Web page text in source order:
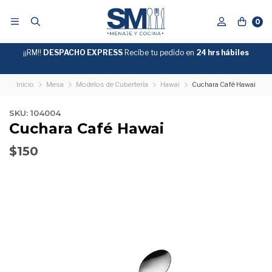
0
GRATIS
SOBRE
¡¡RM!! DESPACHO EXPRESS Recíbe tu pedido en 24 hrs hábiles
Inicio Mesa Modelos de Cubertería Hawai Cuchara Café Hawai
SKU: 104004
Cuchara Café Hawai
$150